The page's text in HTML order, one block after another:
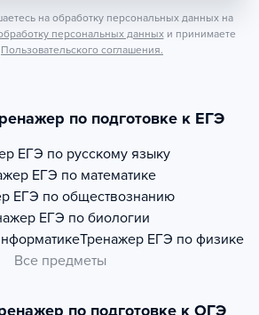
на обработку персональных данных на
персональных данных и принимаете
Пользовательского соглашения.
по подготовке к ЕГЭ
ЕГЭ по русскому языку
ЕГЭ по математике
ЕГЭ по обществознанию
ЕГЭ по биологии
Тренажер ЕГЭ по физике
Все предметы
по подготовке к ОГЭ